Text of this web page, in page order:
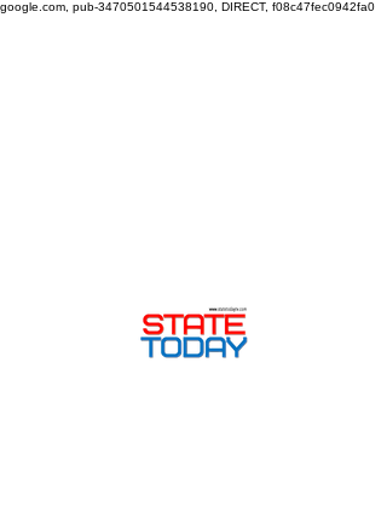
google.com, pub-3470501544538190, DIRECT, f08c47fec0942fa0